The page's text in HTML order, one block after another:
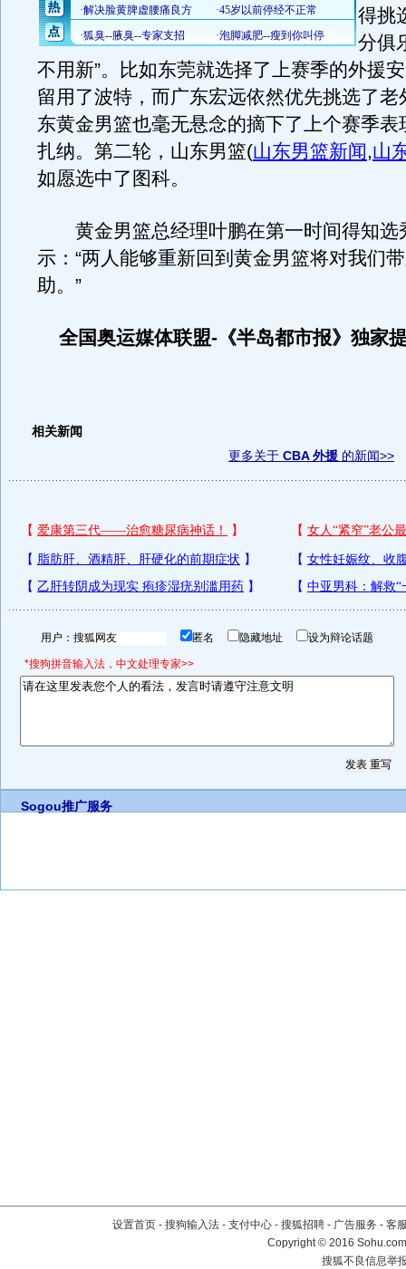
得挑
分俱
不用新”。比如东莞就选择了上赛季的外援
留用了波特，而广东宏远依然优先挑选了老
东黄金男篮也毫无悬念的摘下了上个赛季表
扎纳。第二轮，山东男篮(山东男篮新闻,山
如愿选中了图科。
黄金男篮总经理叶鹏在第一时间得知选
示：“两人能够重新回到黄金男篮将对我们
助。”
全国奥运媒体联盟-《半岛都市报》独家
相关新闻
更多关于 CBA 外援 的新闻>>
用户： 匿名 隐藏地址 设为辩论话题
*搜狗拼音输入法，中文处理专家>>
Sogou推广服务
设置首页 - 搜狗输入法 - 支付中心 - 搜狐招聘 - 广告服务 - 客
Copyright©2016
搜狐不良信息举